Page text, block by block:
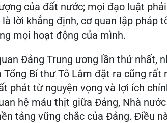
của đất nước; mọi đạo luật
lời khẳng định, cơ quan lập pháp
mọi hoạt động của mình.
Đảng Trung ương lần thứ nhất,
Bí thư Tô Lâm đặt ra cũng rất
phát từ nguyện vọng và lợi ích
hệ máu thịt giữa Đảng, Nhà
tảng vững chắc của Đảng. Điều